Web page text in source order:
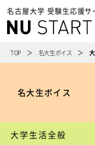
名古屋大学 受験生応援サ
TOP 名大生ボイス
名大生ボイス
大学生活全般